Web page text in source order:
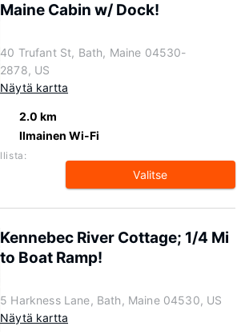
Maine Cabin w/ Dock!
40 Trufant St, Bath, Maine 04530-
2878, US
Näytä kartta
2.0 km
Ilmainen Wi-Fi
Valitse
Kennebec River Cottage; 1/4 Mi
to Boat Ramp!
5 Harkness Lane, Bath, Maine 04530, US
Näytä kartta